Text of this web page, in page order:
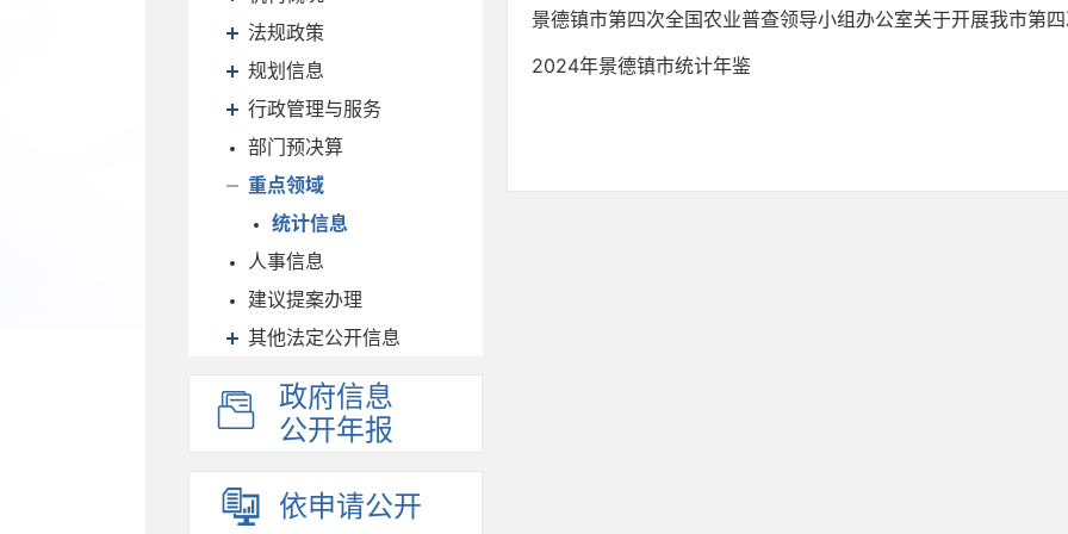
法规政策
规划信息
行政管理与服务
部门预决算
重点领域
统计信息
人事信息
建议提案办理
其他法定公开信息
政府信息
公开年报
依申请公开
景德镇市第四次全国农业普查领导小组办公室关于开展我市第
2024年景德镇市统计年鉴